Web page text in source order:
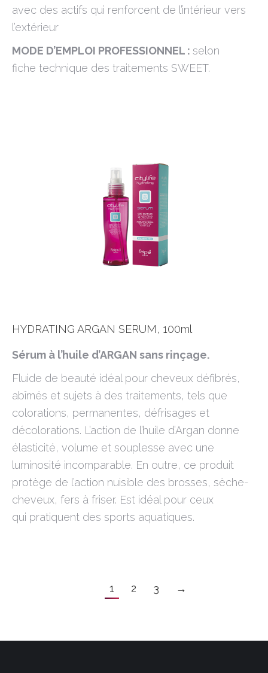
avec des actifs qui renforcent de l’intérieur vers
l’extérieur
MODE D’EMPLOI PROFESSIONNEL : selon
fiche technique des traitements SWEET.
HYDRATING ARGAN SERUM, 100ml
Sérum à l’huile d’ARGAN sans rinçage.
Fluide de beauté idéal pour cheveux défibrés,
abîmés et sujets à des traitements, tels que
colorations, permanentes, défrisages et
décolorations. L’action de l’huile d’Argan donne
élasticité, volume et souplesse avec une
luminosité incomparable. En outre, ce produit
protège de l’action nuisible des brosses, sèche-
cheveux, fers à friser. Est idéal pour ceux
qui pratiquent des sports aquatiques.
1 2 3 →